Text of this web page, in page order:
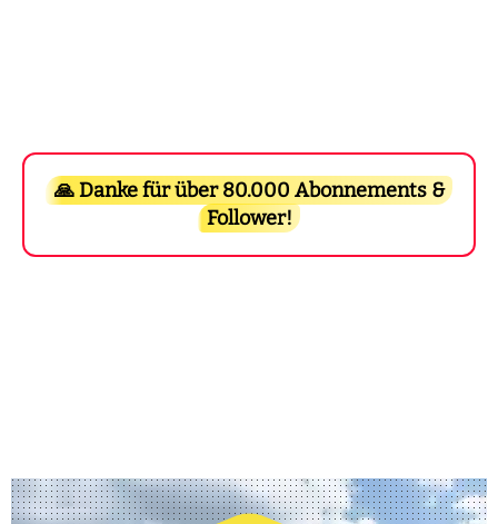
🙏 Danke für über 80.000 Abonnements &
Follower!